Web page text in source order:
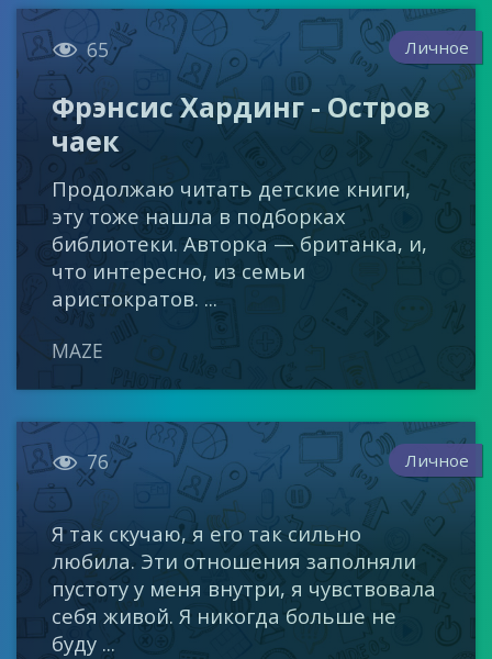
 65 Личное
Фрэнсис Хардинг - Остров
чаек
Продолжаю читать детские книги,
эту тоже нашла в подборках
библиотеки. Авторка — британка, и,
что интересно, из семьи
аристократов. ...
MAZE
 76 Личное
Я так скучаю, я его так сильно
любила. Эти отношения заполняли
пустоту у меня внутри, я чувствовала
себя живой. Я никогда больше не
буду ...